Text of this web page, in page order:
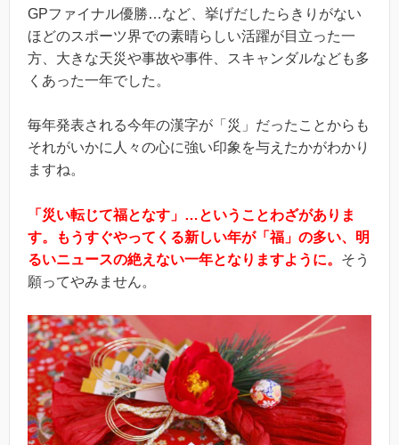
GPファイナル優勝…など、挙げだしたらきりがない
ほどのスポーツ界での素晴らしい活躍が目立った一
方、大きな天災や事故や事件、スキャンダルなども多
くあった一年でした。
毎年発表される今年の漢字が「災」だったことからも
それがいかに人々の心に強い印象を与えたかがわかり
ますね。
「災い転じて福となす」…ということわざがありま
す。もうすぐやってくる新しい年が「福」の多い、明
るいニュースの絶えない一年となりますように。 そう
願ってやみません。